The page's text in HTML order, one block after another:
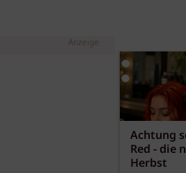
Anzeige
Achtung
Red - die
Herbst